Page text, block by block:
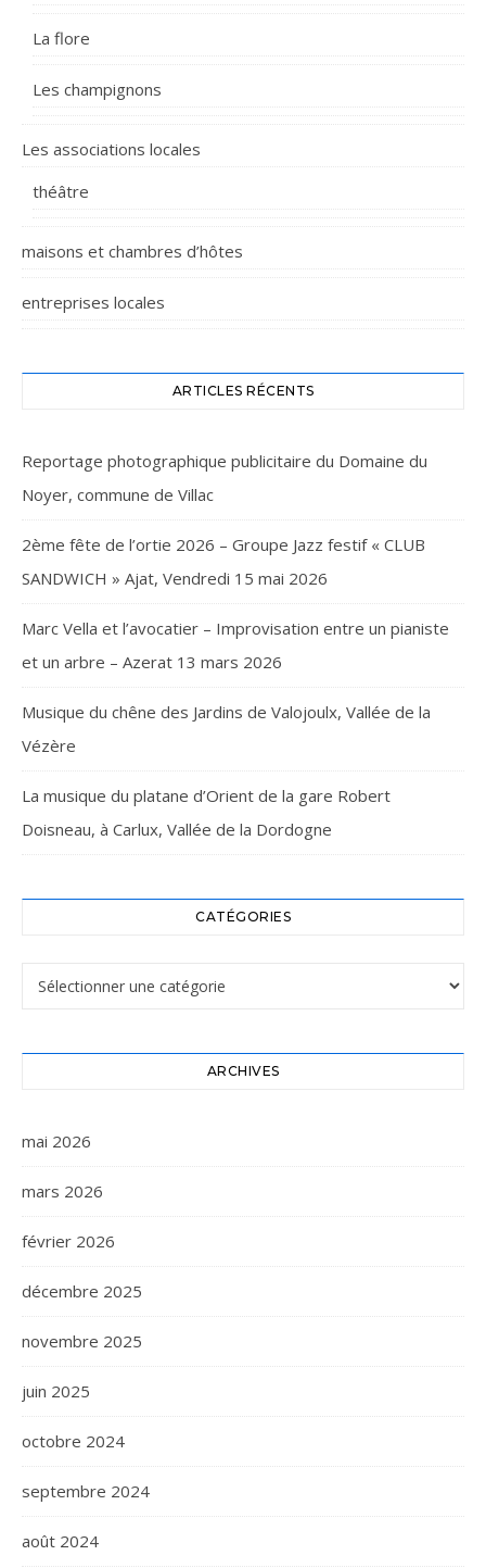
La flore
Les champignons
Les associations locales
théâtre
maisons et chambres d’hôtes
entreprises locales
ARTICLES RÉCENTS
Reportage photographique publicitaire du Domaine du
Noyer, commune de Villac
2ème fête de l’ortie 2026 – Groupe Jazz festif « CLUB
SANDWICH » Ajat, Vendredi 15 mai 2026
Marc Vella et l’avocatier – Improvisation entre un pianiste
et un arbre – Azerat 13 mars 2026
Musique du chêne des Jardins de Valojoulx, Vallée de la
Vézère
La musique du platane d’Orient de la gare Robert
Doisneau, à Carlux, Vallée de la Dordogne
CATÉGORIES
Catégories
ARCHIVES
mai 2026
mars 2026
février 2026
décembre 2025
novembre 2025
juin 2025
octobre 2024
septembre 2024
août 2024